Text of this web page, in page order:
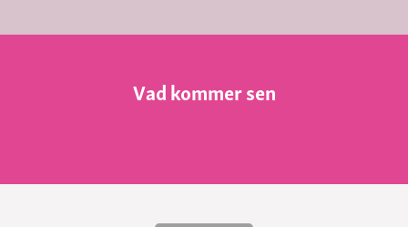
Vad kommer sen